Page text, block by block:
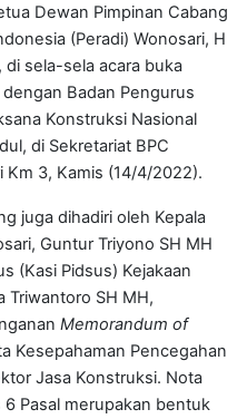
Dewan Pimpinan Cabang
(Peradi) Wonosari, H
di sela-sela acara buka
Badan Pengurus
Konstruksi Nasional
di Sekretariat BPC
Km 3, Kamis (14/4/2022).
juga dihadiri oleh Kepala
Guntur Triyono SH MH
(Kasi Pidsus) Kejakaan
Triwantoro SH MH,
Memorandum of
Kesepahaman Pencegahan
Jasa Konstruksi. Nota
Pasal merupakan bentuk